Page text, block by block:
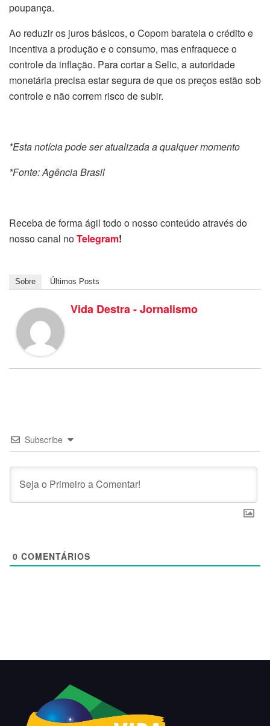
poupança.
Ao reduzir os juros básicos, o Copom barateia o crédito e
incentiva a produção e o consumo, mas enfraquece o
controle da inflação. Para cortar a Selic, a autoridade
monetária precisa estar segura de que os preços estão sob
controle e não correm risco de subir.
*Esta notícia pode ser atualizada a qualquer momento
*Fonte: Agência Brasil
Receba de forma ágil todo o nosso conteúdo através do
nosso canal noTelegram!
Sobre Últimos Posts
Vida Destra - Jornalismo
Subscribe
0 COMENTÁRIOS